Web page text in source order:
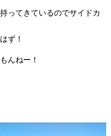
ってきているのでサイドカ
ず！
んねー！